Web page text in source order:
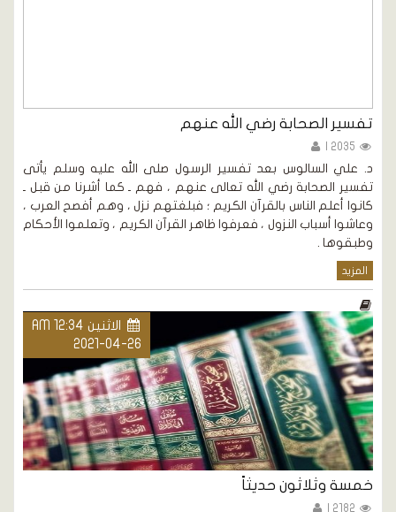
تفسير الصحابة رضي الله عنهم
د. علي السالوس بعد تفسير الرسول صلى الله عليه وسلم يأتى
تفسير الصحابة رضي الله تعالى عنهم ، فهم ـ كما أشرنا من قبل ـ
كانوا أعلم الناس بالقرآن الكريم ؛ فبلغتهم نزل ، وهم أفصح العرب ،
وعاشوا أسباب النزول ، فعرفوا ظاهر القرآن الكريم ، وتعلموا الأحكام
وطبقوها .
المزيد
الاثنين AM 12:34
2021-04-26
خمسة وثلاثون حديثاً